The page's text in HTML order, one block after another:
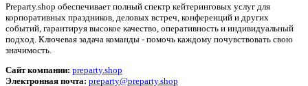
Preparty.shop обеспечивает полный спектр кейтеринговых услуг для
корпоративных праздников, деловых встреч, конференций и других
событий, гарантируя высокое качество, оперативность и индивидуальный
подход. Ключевая задача команды - помочь каждому почувствовать свою
значимость.
Сайт компании: preparty.shop
Электронная почта: preparty@preparty.shop